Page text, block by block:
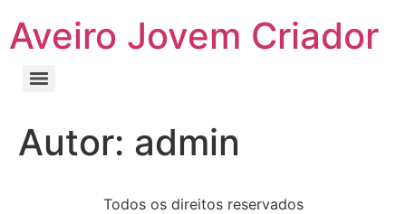
Aveiro Jovem Criador
Autor: admin
Todos os direitos reservados